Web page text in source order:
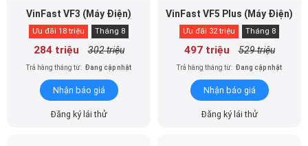
VinFast VF3 (Máy Điện)
Ưu đãi 18 triệu Tháng 8
284 triệu 302 triệu
Trả hàng tháng từ: Đang cập nhật
Nhận báo giá
Đăng ký lái thử
VinFast VF5 Plus (Máy Điện)
Ưu đãi 32 triệu Tháng 8
497 triệu 529 triệu
Trả hàng tháng từ: Đang cập nhật
Nhận báo giá
Đăng ký lái thử